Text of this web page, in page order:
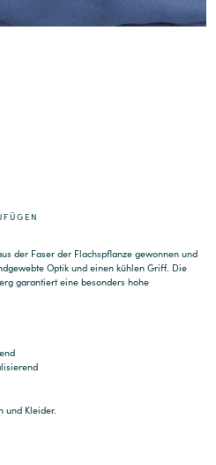
der Faser der Flachspflanze gewonnen und
Optik und einen kühlen Griff. Die
garantiert eine besonders hohe
und Kleider.